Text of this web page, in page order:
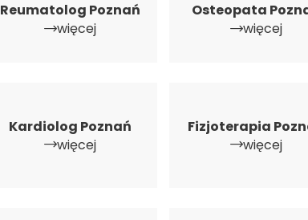
Reumatolog Poznań
więcej
Osteopata
więcej
Kardiolog Poznań
więcej
Fizjoterapia
więcej